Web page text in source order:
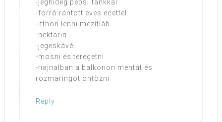
-jéghideg pepsi fánkkal
-forró rántottleves ecettel
-itthon lenni mezítláb
-nektarin
-jegeskávé
-mosni és teregetni
-hajnalban a balkonon mentát és
rozmaringot öntözni
Reply